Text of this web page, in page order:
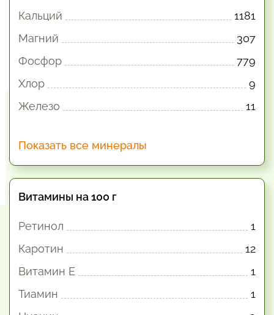
Кальций
1181
Магний
307
Фосфор
779
Хлор
9
Железо
11
Показать все минералы
Витамины на 100 г
Ретинол
1
Каротин
12
Витамин E
1
Тиамин
1